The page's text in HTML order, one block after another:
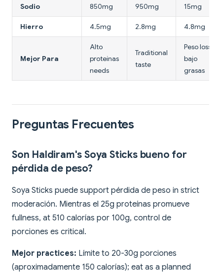
Sodio 850mg 950mg 15mg
Hierro 4.5mg 2.8mg 4.8mg
Mejor Para
Alto
proteínas
needs
Traditional
taste
Peso loss,
bajo
grasas
Preguntas Frecuentes
Son Haldiram's Soya Sticks bueno for
pérdida de peso?
Soya Sticks puede support pérdida de peso in strict
moderación. Mientras el 25g proteínas promueve
fullness, at 510 calorías por 100g, control de
porciones es critical.
Mejor practices: Límite to 20-30g porciones
(aproximadamente 150 calorías); eat as a planned